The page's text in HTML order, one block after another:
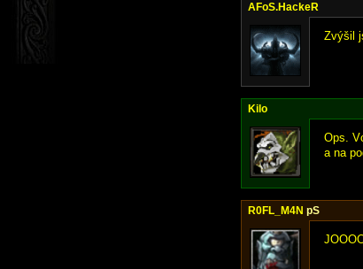
AFoS.HackeR
Zvýšil
Kilo
Ops.
a na
R0FL_M4N pS